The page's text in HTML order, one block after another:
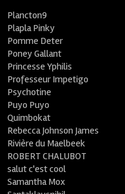
Plancton9
Plapla Pinky
Pomme Deter
Poney Gallant
Princesse Yphilis
Professeur Impetigo
Psychotine
Puyo Puyo
Quimbokat
Rebecca Johnson James
Rivière du Maelbeek
ROBERT CHALUBOT
salut c'est cool
Samantha Mox